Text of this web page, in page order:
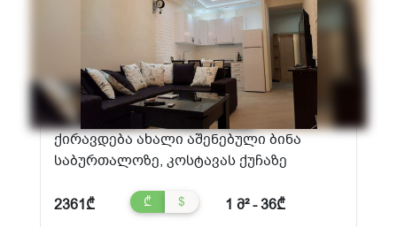
ქირავდება ახალი აშენებული ბინა
საბურთალოზე, კოსტავას ქუჩაზე
2361₾ ₾ $ 1 მ² - 36₾